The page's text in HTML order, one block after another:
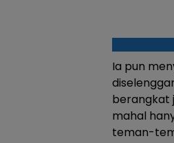
Ia pun
berangkat
mahal
teman-